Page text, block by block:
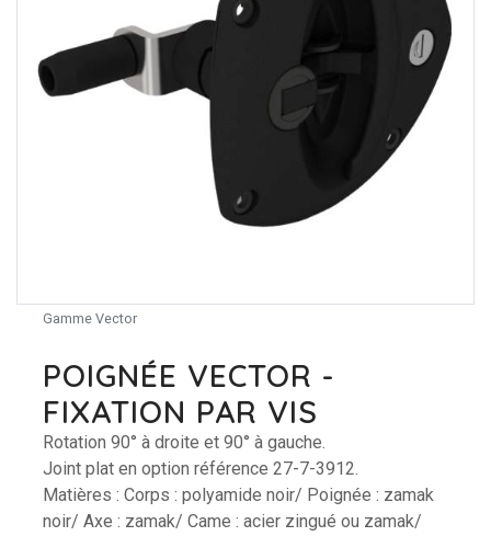
Gamme Vector
POIGNÉE VECTOR -
FIXATION PAR VIS
Rotation 90° à droite et 90° à gauche.
Joint plat en option référence 27-7-3912.
Matières : Corps : polyamide noir/ Poignée : zamak
noir/ Axe : zamak/ Came : acier zingué ou zamak/